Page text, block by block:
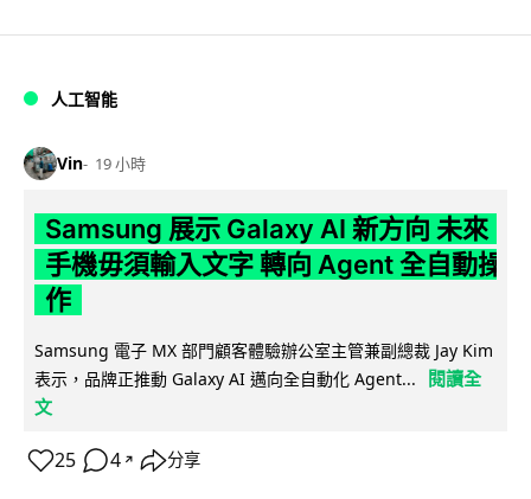
人工智能
Vin 19 小時
Samsung 展示 Galaxy AI 新方向 未來
手機毋須輸入文字 轉向 Agent 全自動操
作
Samsung 電子 MX 部門顧客體驗辦公室主管兼副總裁 Jay Kim
表示，品牌正推動 Galaxy AI 邁向全自動化 Agent...
閱讀全
文
25 4 ↗ 分享